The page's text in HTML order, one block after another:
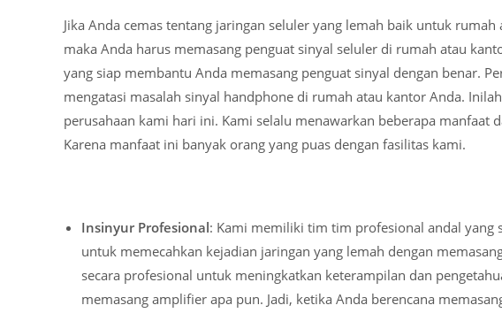
Jika Anda cemas tentang jaringan seluler yang lemah baik untuk
maka Anda harus memasang penguat sinyal seluler di rumah atau
yang siap membantu Anda memasang penguat sinyal dengan benar.
mengatasi masalah sinyal handphone di rumah atau kantor Anda.
perusahaan kami hari ini. Kami selalu menawarkan beberapa manfaat
Karena manfaat ini banyak orang yang puas dengan fasilitas kami.
Insinyur Profesional: Kami memiliki tim tim profesional andal yang
untuk memecahkan kejadian jaringan yang lemah dengan
secara profesional untuk meningkatkan keterampilan dan
memasang amplifier apa pun. Jadi, ketika Anda berencana